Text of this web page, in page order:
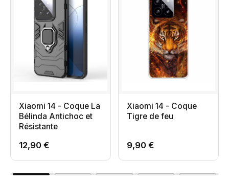
Xiaomi 14 - Coque La
Bélinda Antichoc et
Résistante
12,90 €
Xiaomi 14 - Coque
Tigre de feu
9,90 €